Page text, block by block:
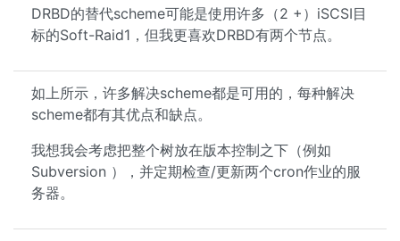
DRBD的替代scheme可能是使用许多（2 +）iSCSI目
标的Soft-Raid1，但我更喜欢DRBD有两个节点。
如上所示，许多解决scheme都是可用的，每种解决
scheme都有其优点和缺点。
我想我会考虑把整个树放在版本控制之下（例如
Subversion ），并定期检查/更新两个cron作业的服
务器。